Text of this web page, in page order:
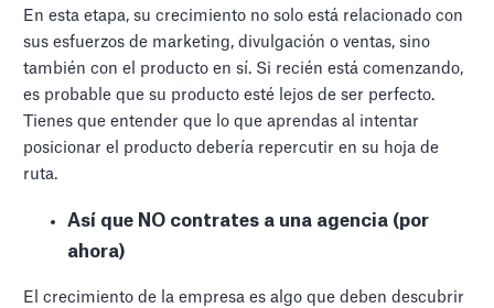
En esta etapa, su crecimiento no solo está relacionado con
sus esfuerzos de marketing, divulgación o ventas, sino
también con el producto en sí. Si recién está comenzando,
es probable que su producto esté lejos de ser perfecto.
Tienes que entender que lo que aprendas al intentar
posicionar el producto debería repercutir en su hoja de
ruta.
Así que NO contrates a una agencia (por
ahora)
El crecimiento de la empresa es algo que deben descubrir